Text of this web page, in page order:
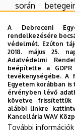
során
legjobb
Átadásra kerül
Debreceni
Bizottsága
ítéli oda, aki
el, az ápolói/
művelte, és
Debreceni
A Debreceni
rendelkezésére
védelmét. Ezúton
2018. május 25.
Adatvédelmi
beépítette a
tevékenységébe. A
Egyetem korábban
érvényben lévő
követve
alábbi linkre
Kancellária WAV
További információk